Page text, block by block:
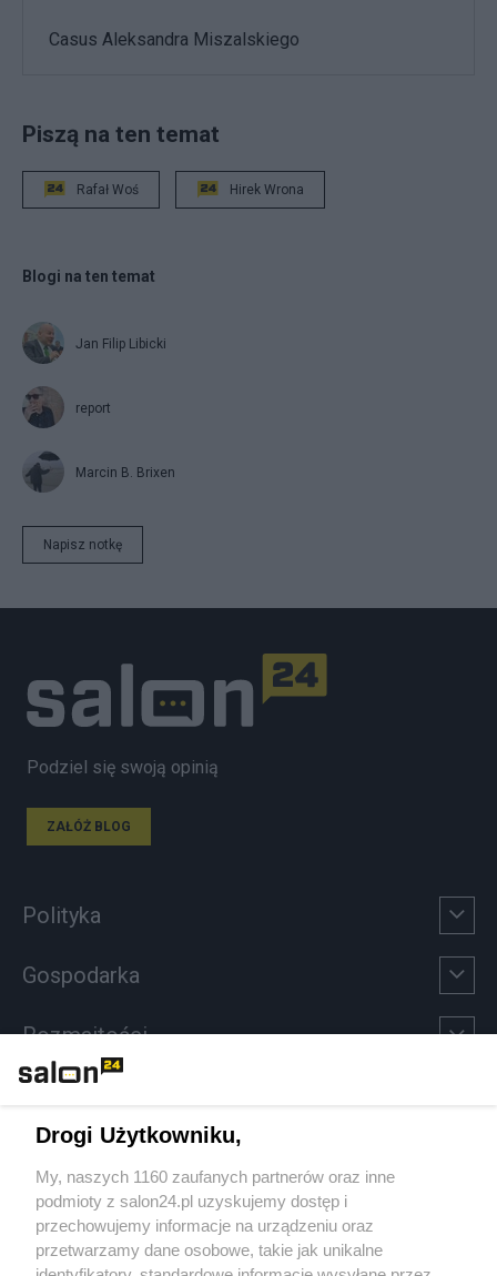
Casus Aleksandra Miszalskiego
Piszą na ten temat
Rafał Woś Hirek Wrona
Blogi na ten temat
Jan Filip Libicki
report
Marcin B. Brixen
Napisz notkę
Podziel się swoją opinią
ZAŁÓŻ BLOG
Polityka
Gospodarka
Rozmaitości
Sport
Społeczeństwo
Drogi Użytkowniku,
My, naszych 1160 zaufanych partnerów oraz inne
podmioty z salon24.pl uzyskujemy dostęp i
przechowujemy informacje na urządzeniu oraz
przetwarzamy dane osobowe, takie jak unikalne